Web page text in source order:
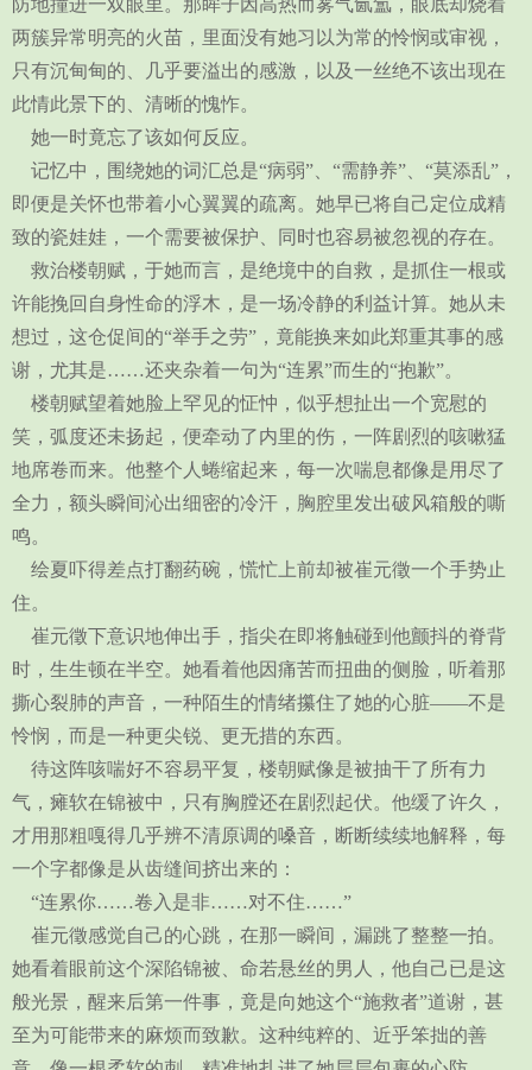
防地撞进一双眼里。那眸子因高热而雾气氤氲，眼底却烧着
两簇异常明亮的火苗，里面没有她习以为常的怜悯或审视，
只有沉甸甸的、几乎要溢出的感激，以及一丝绝不该出现在
此情此景下的、清晰的愧怍。
她一时竟忘了该如何反应。
记忆中，围绕她的词汇总是“病弱”、“需静养”、“莫添乱”，
即便是关怀也带着小心翼翼的疏离。她早已将自己定位成精
致的瓷娃娃，一个需要被保护、同时也容易被忽视的存在。
救治楼朝赋，于她而言，是绝境中的自救，是抓住一根或
许能挽回自身性命的浮木，是一场冷静的利益计算。她从未
想过，这仓促间的“举手之劳”，竟能换来如此郑重其事的感
谢，尤其是……还夹杂着一句为“连累”而生的“抱歉”。
楼朝赋望着她脸上罕见的怔忡，似乎想扯出一个宽慰的
笑，弧度还未扬起，便牵动了内里的伤，一阵剧烈的咳嗽猛
地席卷而来。他整个人蜷缩起来，每一次喘息都像是用尽了
全力，额头瞬间沁出细密的冷汗，胸腔里发出破风箱般的嘶
鸣。
绘夏吓得差点打翻药碗，慌忙上前却被崔元徵一个手势止
住。
崔元徵下意识地伸出手，指尖在即将触碰到他颤抖的脊背
时，生生顿在半空。她看着他因痛苦而扭曲的侧脸，听着那
撕心裂肺的声音，一种陌生的情绪攥住了她的心脏——不是
怜悯，而是一种更尖锐、更无措的东西。
待这阵咳喘好不容易平复，楼朝赋像是被抽干了所有力
气，瘫软在锦被中，只有胸膛还在剧烈起伏。他缓了许久，
才用那粗嘎得几乎辨不清原调的嗓音，断断续续地解释，每
一个字都像是从齿缝间挤出来的：
“连累你……卷入是非……对不住……”
崔元徵感觉自己的心跳，在那一瞬间，漏跳了整整一拍。
她看着眼前这个深陷锦被、命若悬丝的男人，他自己已是这
般光景，醒来后第一件事，竟是向她这个“施救者”道谢，甚
至为可能带来的麻烦而致歉。这种纯粹的、近乎笨拙的善